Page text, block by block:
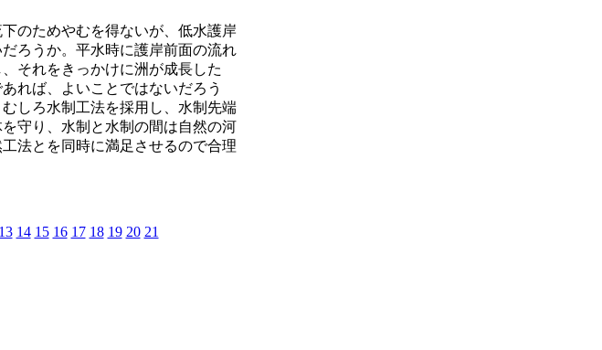
のためやむを得ないが、低水護岸
ろうか。平水時に護岸前面の流れ
それをきっかけに洲が成長した
れば、よいことではないだろう
しろ水制工法を採用し、水制先端
守り、水制と水制の間は自然の河
法とを同時に満足させるので合理
13 14 15 16 17 18 19 20 21